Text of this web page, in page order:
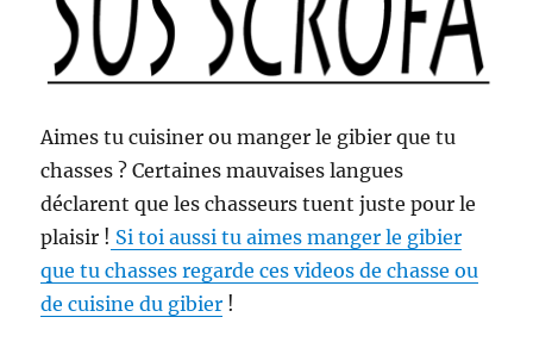
s
s
e
-
a
d
a
u
!
Aimes tu cuisiner ou manger le gibier que tu
chasses ? Certaines mauvaises langues
déclarent que les chasseurs tuent juste pour le
plaisir ! Si toi aussi tu aimes manger le gibier
que tu chasses regarde ces videos de chasse ou
de cuisine du gibier !